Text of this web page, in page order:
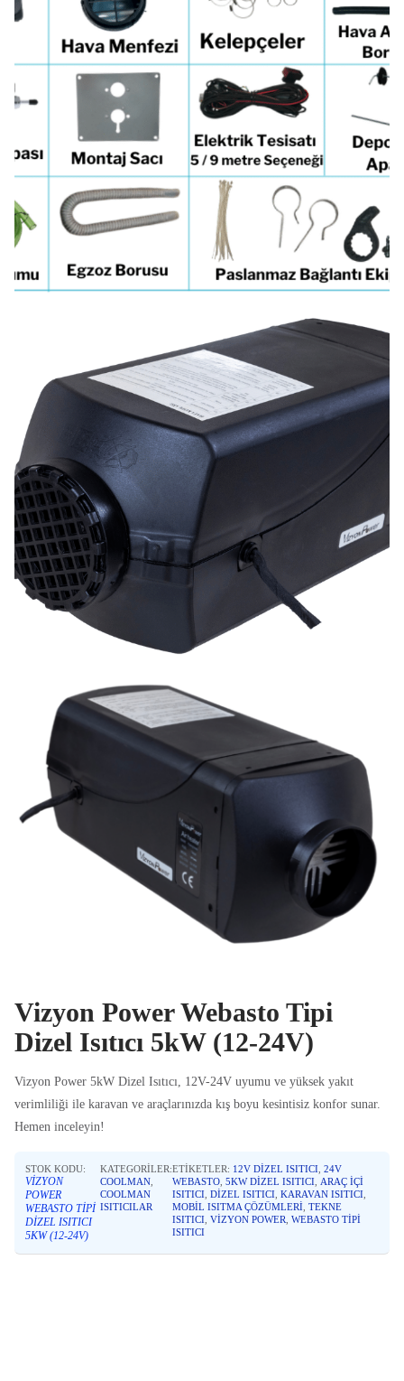
Vizyon Power Webasto Tipi
Dizel Isıtıcı 5kW (12-24V)
Vizyon Power 5kW Dizel Isıtıcı, 12V-24V uyumu ve yüksek yakıt
verimliliği ile karavan ve araçlarınızda kış boyu kesintisiz konfor sunar.
Hemen inceleyin!
STOK KODU:
VIZYON
POWER
WEBASTO TIPI
DIZEL ISITICI
5KW (12-24V)
KATEGORILER:
COOLMAN,
COOLMAN
ISITICILAR
ETIKETLER: 12V DIZEL ISITICI, 24V
WEBASTO, 5KW DIZEL ISITICI, ARAÇ IÇI
ISITICI, DIZEL ISITICI, KARAVAN ISITICI,
MOBIL ISITMA ÇÖZÜMLERI, TEKNE
ISITICI, VIZYON POWER, WEBASTO TIPI
ISITICI